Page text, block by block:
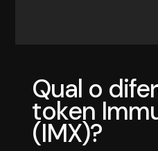
Qual o
token
(IMX)?